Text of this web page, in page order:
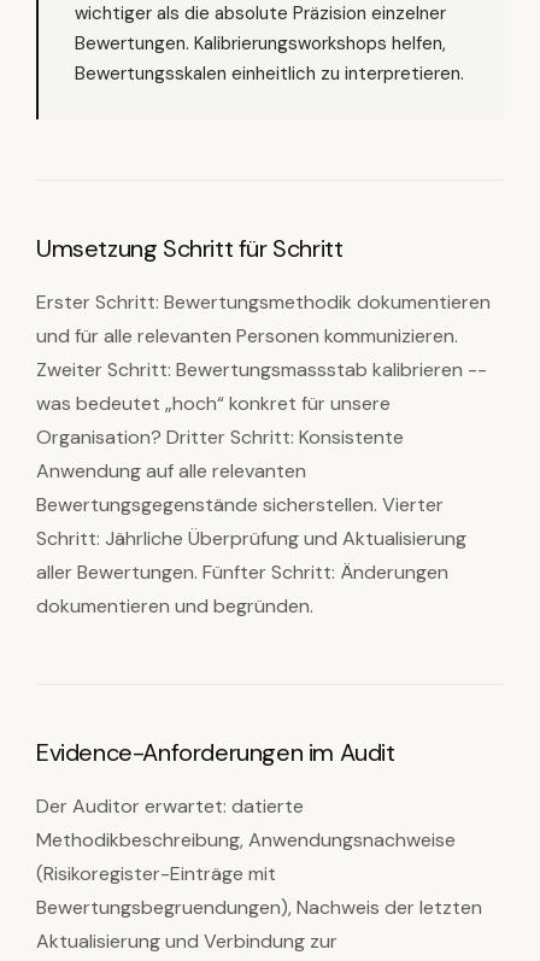
wichtiger als die absolute Präzision einzelner
Bewertungen. Kalibrierungsworkshops helfen,
Bewertungsskalen einheitlich zu interpretieren.
Umsetzung Schritt für Schritt
Erster Schritt: Bewertungsmethodik dokumentieren
und für alle relevanten Personen kommunizieren.
Zweiter Schritt: Bewertungsmassstab kalibrieren --
was bedeutet „hoch“ konkret für unsere
Organisation? Dritter Schritt: Konsistente
Anwendung auf alle relevanten
Bewertungsgegenstände sicherstellen. Vierter
Schritt: Jährliche Überprüfung und Aktualisierung
aller Bewertungen. Fünfter Schritt: Änderungen
dokumentieren und begründen.
Evidence-Anforderungen im Audit
Der Auditor erwartet: datierte
Methodikbeschreibung, Anwendungsnachweise
(Risikoregister-Einträge mit
Bewertungsbegruendungen), Nachweis der letzten
Aktualisierung und Verbindung zur